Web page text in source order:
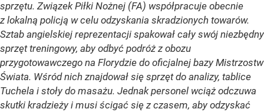
sprzętu. Związek Piłki Nożnej (FA) współpracuje obecnie
z lokalną policją w celu odzyskania skradzionych towarów.
Sztab angielskiej reprezentacji spakował cały swój niezbędny
sprzęt treningowy, aby odbyć podróż z obozu
przygotowawczego na Florydzie do oficjalnej bazy Mistrzostw
Świata. Wśród nich znajdował się sprzęt do analizy, tablice
Tuchela i stoły do masażu. Jednak personel wciąż odczuwa
skutki kradzieży i musi ścigać się z czasem, aby odzyskać